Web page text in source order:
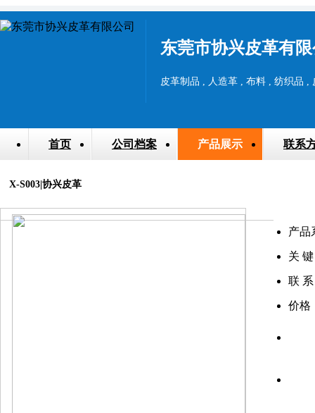
东莞市协兴皮革有
皮革制品 , 人造革 , 布料 , 纺织品 ,
首页 公司档案 产品展示 联系
X-S003|协兴皮革
产品
关
联
价格